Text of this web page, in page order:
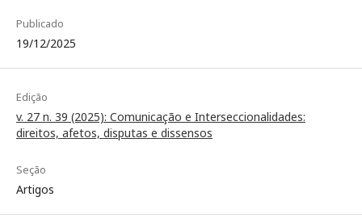
Publicado
19/12/2025
Edição
v. 27 n. 39 (2025): Comunicação e Interseccionalidades:
direitos, afetos, disputas e dissensos
Seção
Artigos